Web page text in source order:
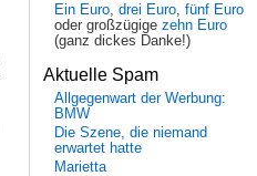
Ein Euro, drei Euro, fünf Euro
oder großzügige zehn Euro
(ganz dickes Danke!)
Aktuelle Spam
Allgegenwart der Werbung:
BMW
Die Szene, die niemand
erwartet hatte
Marietta